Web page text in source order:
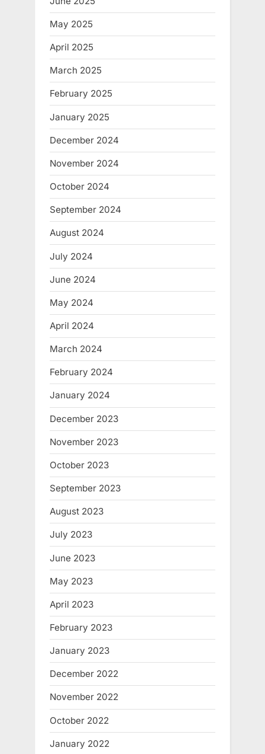
May 2025
April 2025
March 2025
February 2025
January 2025
December 2024
November 2024
October 2024
September 2024
August 2024
July 2024
June 2024
May 2024
April 2024
March 2024
February 2024
January 2024
December 2023
November 2023
October 2023
September 2023
August 2023
July 2023
June 2023
May 2023
April 2023
February 2023
January 2023
December 2022
November 2022
October 2022
January 2022